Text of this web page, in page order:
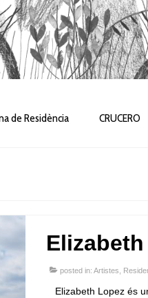
de Residència CRUCERO
posted in: Artistes
Elizabeth Lopez és